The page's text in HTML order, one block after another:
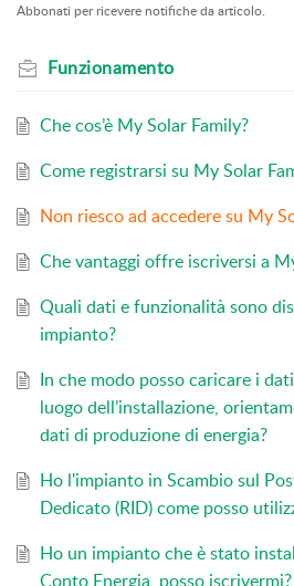
Abbonati per ricevere notifiche da articolo.
Funzionamento
Che cos’è My Solar Family?
Come registrarsi su My Solar
Non riesco ad accedere su My
Che vantaggi offre iscriversi a
Quali dati e funzionalità sono
impianto?
In che modo posso caricare i
luogo dell’installazione,
dati di produzione di energia?
Ho l'impianto in Scambio sul
Dedicato (RID) come posso
Ho un impianto che è stato
Conto Energia, posso iscrivermi?